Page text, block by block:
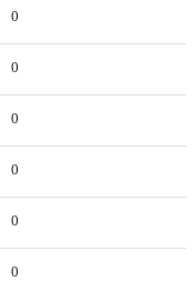
0
0
0
0
0
0